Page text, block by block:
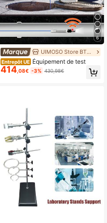
6
UIMOSO Store BTG EU
Entrepôt UE Équipement de test
414 ,08€ -3% 430,98€